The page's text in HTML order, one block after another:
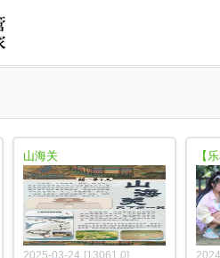
山海关
2025-03-24 [13061,0]